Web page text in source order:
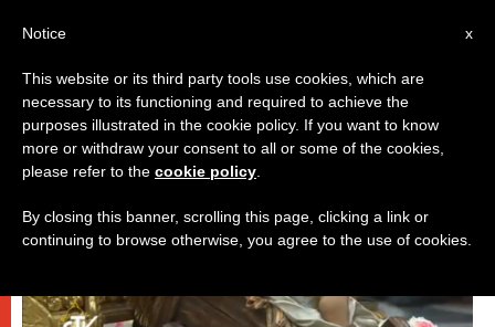
باباوات
x
Notice
This website or its third party tools use cookies, which are
necessary to its functioning and required to achieve the
purposes illustrated in the cookie policy. If you want to know
more or withdraw your consent to all or some of the cookies,
please refer to the cookie policy
By closing this banner, scrolling this page, clicking a link or
continuing to browse otherwise, you agree to the use of cookies.